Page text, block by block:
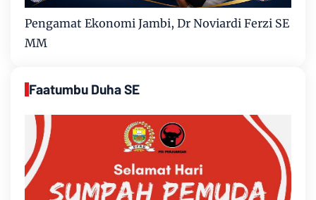
Pengamat Ekonomi Jambi, Dr Noviardi Ferzi SE
MM
Faatumbu Duha SE